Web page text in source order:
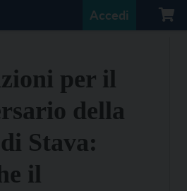
Accedi
per il
della
Stava:
il